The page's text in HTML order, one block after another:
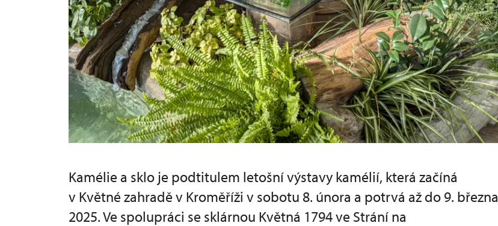
Kamélie a sklo je podtitulem letošní výstavy kamélií, která začíná
v Květné zahradě v Kroměříži v sobotu 8. února a potrvá až do 9. března
2025. Ve spolupráci se sklárnou Květná 1794 ve Strání na